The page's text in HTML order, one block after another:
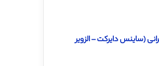
(ساینس دایرکت – الزویر